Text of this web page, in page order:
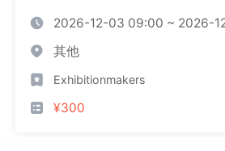
2026-12-03 09:00 ~ 2026-
其他
Exhibitionmakers
¥300